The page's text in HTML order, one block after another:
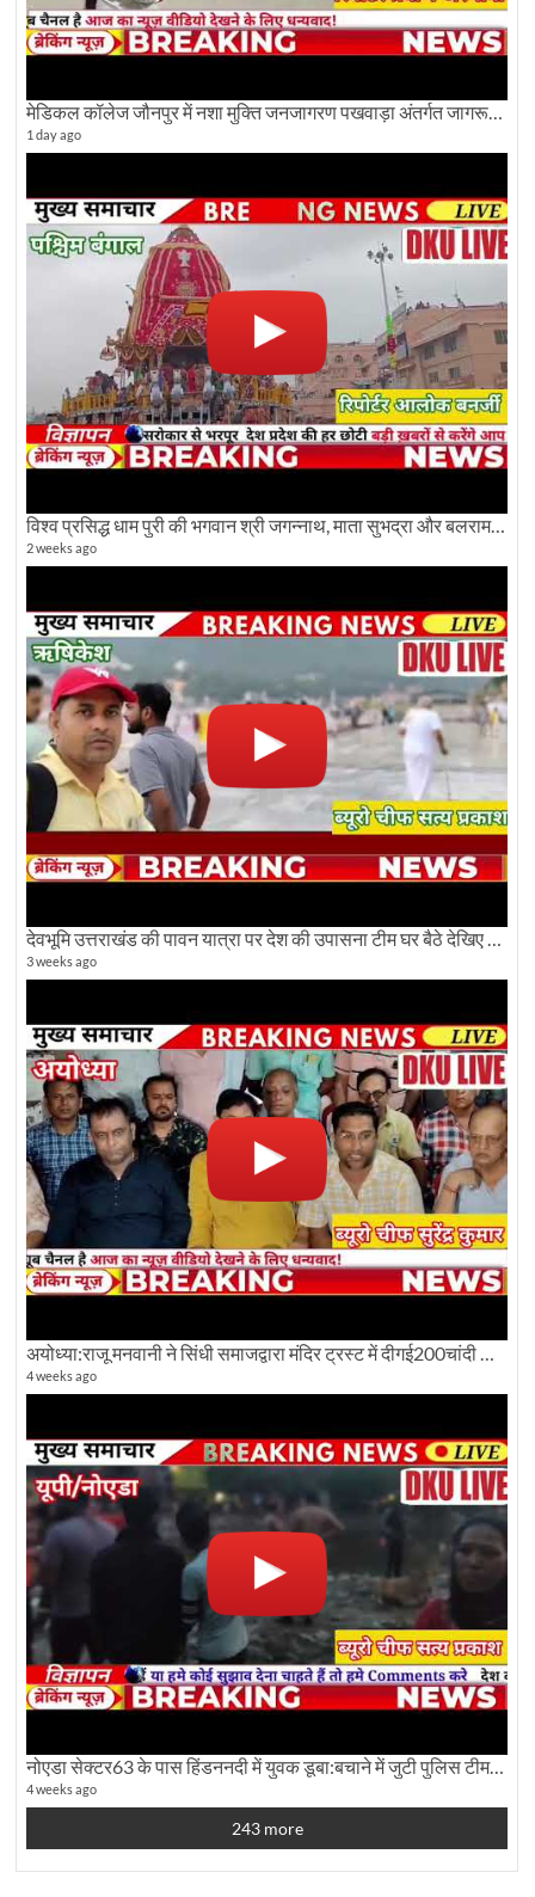
1 day ago
विश्व प्रसिद्ध धाम पुरी की भगवान श्री जगन्नाथ, माता सुभद्रा और बलराम जी की भव्य शोभा यात्रा देखिए
2 weeks ago
देवभूमि उत्तराखंड की पावन यात्रा पर देश की उपासना टीम घर बैठे देखिए अलौकिक दृश्य
3 weeks ago
4 weeks ago
नोएडा सेक्टर63 के पास हिंडननदी में युवक डूबा:बचाने में जुटी पुलिस टीम: देखिए पूरी ग्राउंड रिपोर्टिंग
4 weeks ago
243 more